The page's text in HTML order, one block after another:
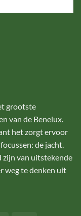
grootste
van de Benelux.
het zorgt ervoor
de jacht.
zijn van uitstekende
weg te denken uit